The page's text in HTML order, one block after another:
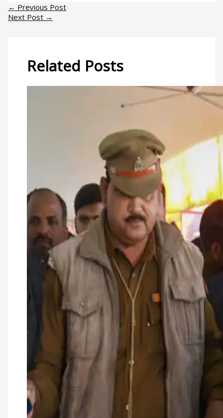
← Previous Post
Next Post →
Related Posts